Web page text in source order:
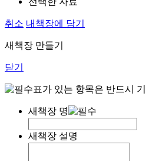
취소 내책장에 담기
새책장 만들기
닫기
표가 있는 항목은 반드시
새책장 명
새책장 설명